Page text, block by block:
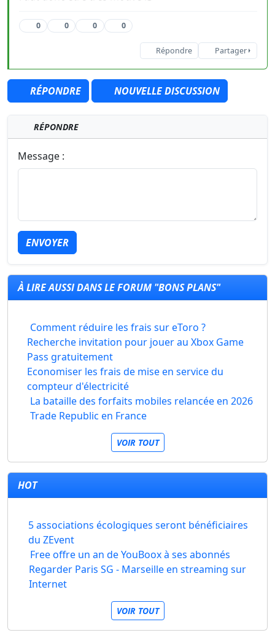
0 0 0 0
Répondre Partager
RÉPONDRE NOUVELLE DISCUSSION
RÉPONDRE
Message :
ENVOYER
À LIRE AUSSI DANS LE FORUM "BONS PLANS"
Comment réduire les frais sur eToro ?
Recherche invitation pour jouer au Xbox Game
Pass gratuitement
Economiser les frais de mise en service du
compteur d'électricité
La bataille des forfaits mobiles relancée en 2026
Trade Republic en France
VOIR TOUT
HOT
5 associations écologiques seront bénéficiaires
du ZEvent
Free offre un an de YouBoox à ses abonnés
Regarder Paris SG - Marseille en streaming sur
Internet
VOIR TOUT